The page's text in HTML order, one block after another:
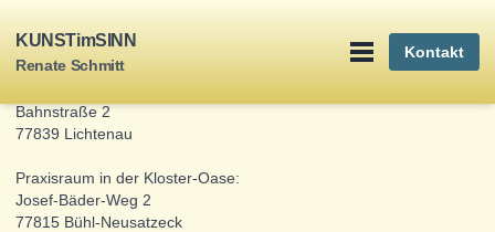
KUNSTimSINN
Renate Schmitt
Kontakt
Renate Schmitt
Bahnstraße 2
77839 Lichtenau
Praxisraum in der Kloster-Oase:
Josef-Bäder-Weg 2
77815 Bühl-Neusatzeck